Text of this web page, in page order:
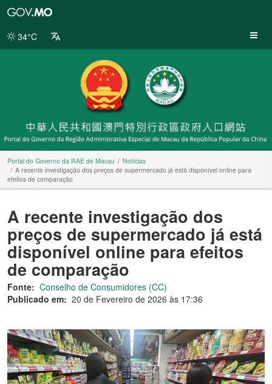
da
34°C
Portal do Governo da RAE de Macau
Notícias
A recente investigação dos preços de supermercado já está disponível online para
efeitos de comparação
A recente investigação dos
preços de supermercado já está
disponível online para efeitos
de comparação
Fonte: Conselho de Consumidores (CC)
Publicado em: 20 de Fevereiro de 2026 às 17:36